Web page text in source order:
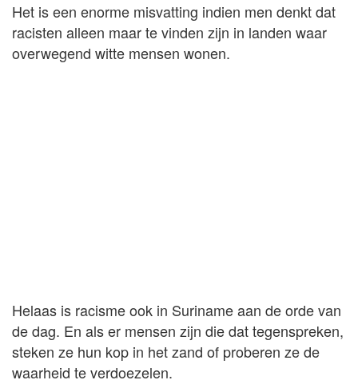
Het is een enorme misvatting indien men denkt dat
racisten alleen maar te vinden zijn in landen waar
overwegend witte mensen wonen.
Helaas is racisme ook in Suriname aan de orde van
de dag. En als er mensen zijn die dat tegenspreken,
steken ze hun kop in het zand of proberen ze de
waarheid te verdoezelen.